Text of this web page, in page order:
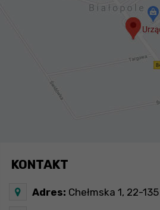
KONTAKT
Adres: Chełmska 1, 22-